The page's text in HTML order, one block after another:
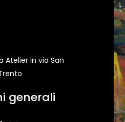
Atelier in via San
generali